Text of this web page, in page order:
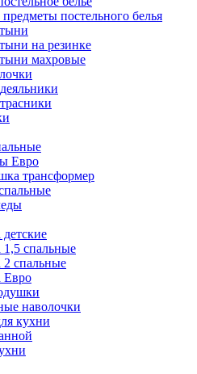
постельного белья
на резинке
махровые
Евро
трансформер
спальные
спальные
Евро
наволочки
кухни